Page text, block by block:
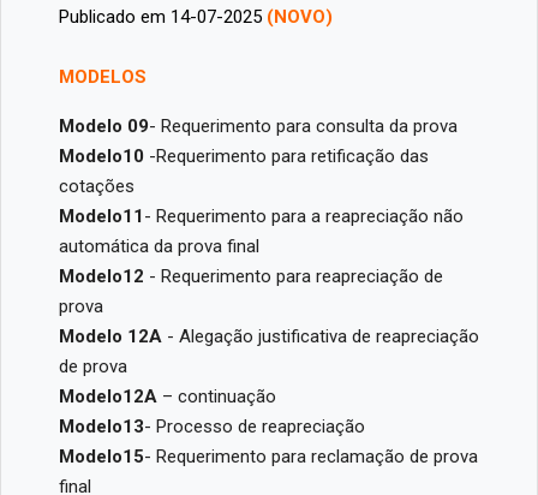
Publicado em 14-07-2025 (NOVO)
MODELOS
Modelo 09- Requerimento para consulta da prova
Modelo10 -Requerimento para retificação das
cotações
Modelo11- Requerimento para a reapreciação não
automática da prova final
Modelo12 - Requerimento para reapreciação de
prova
Modelo 12A - Alegação justificativa de reapreciação
de prova
Modelo12A – continuação
Modelo13- Processo de reapreciação
Modelo15- Requerimento para reclamação de prova
final